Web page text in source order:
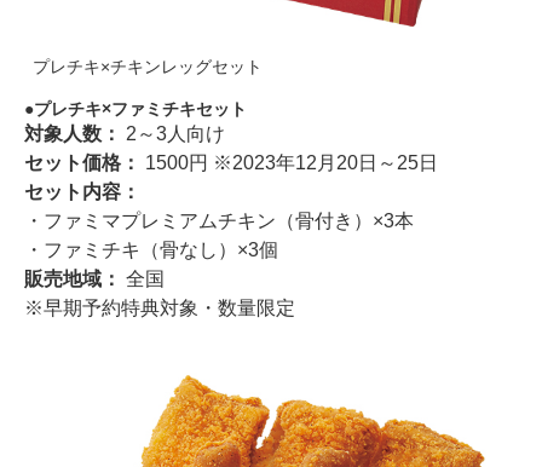
プレチキ×チキンレッグセット
プレチキ×ファミチキセット
対象人数： 2～3人向け
セット価格： 1500円 ※2023年12月20日～25日
セット内容：
・ファミマプレミアムチキン（骨付き）×3本
・ファミチキ（骨なし）×3個
販売地域： 全国
※早期予約特典対象・数量限定